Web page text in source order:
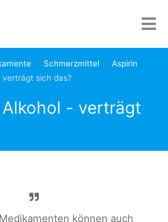
Schmerzmittel
Aspirin
verträgt sich das?
- verträgt
können auch